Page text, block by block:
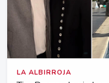
LA ALBIRROJA